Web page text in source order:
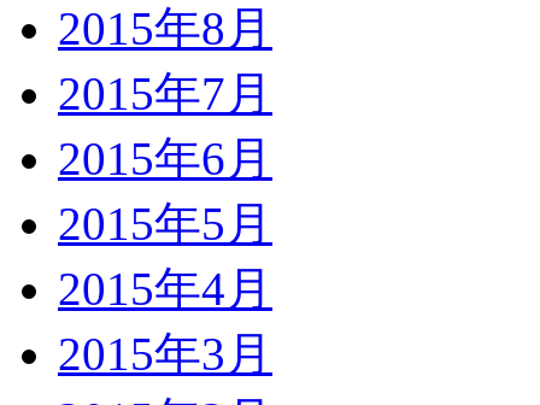
2015年8月
2015年7月
2015年6月
2015年5月
2015年4月
2015年3月